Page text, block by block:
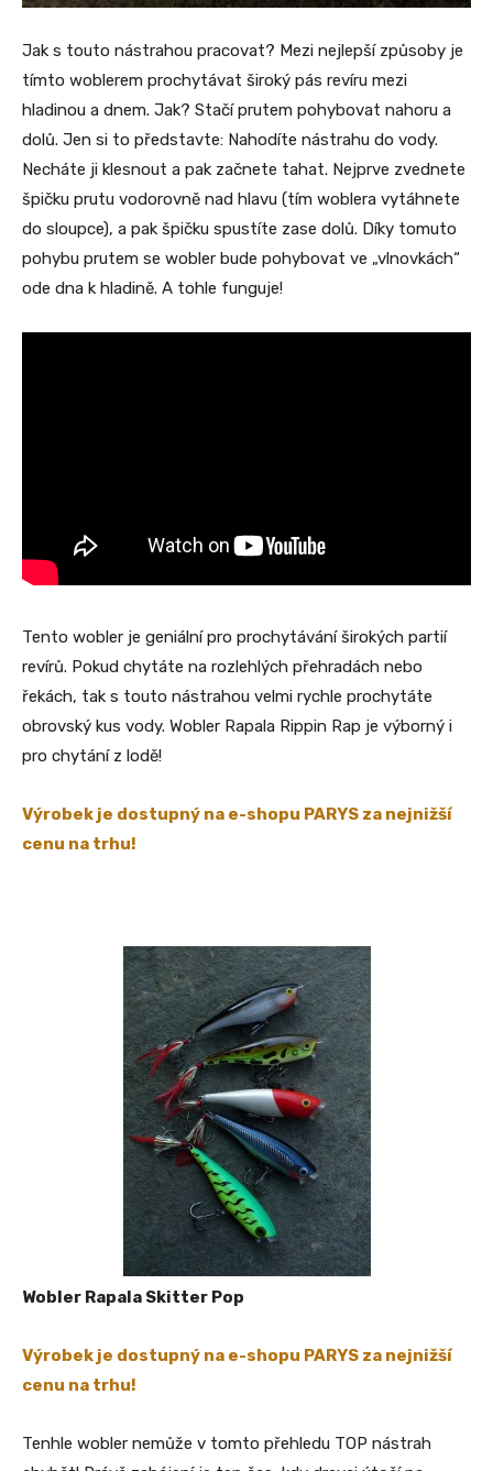
Jak s touto nástrahou pracovat? Mezi nejlepší způsoby je
tímto woblerem prochytávat široký pás revíru mezi
hladinou a dnem. Jak? Stačí prutem pohybovat nahoru a
dolů. Jen si to představte: Nahodíte nástrahu do vody.
Necháte ji klesnout a pak začnete tahat. Nejprve zvednete
špičku prutu vodorovně nad hlavu (tím woblera vytáhnete
do sloupce), a pak špičku spustíte zase dolů. Díky tomuto
pohybu prutem se wobler bude pohybovat ve „vlnovkách“
ode dna k hladině. A tohle funguje!
Tento wobler je geniální pro prochytávání širokých partií
revírů. Pokud chytáte na rozlehlých přehradách nebo
řekách, tak s touto nástrahou velmi rychle prochytáte
obrovský kus vody. Wobler Rapala Rippin Rap je výborný i
pro chytání z lodě!
Výrobek je dostupný na e-shopu PARYS za nejnižší
cenu na trhu!
Wobler Rapala Skitter Pop
Výrobek je dostupný na e-shopu PARYS za nejnižší
cenu na trhu!
Tenhle wobler nemůže v tomto přehledu TOP nástrah